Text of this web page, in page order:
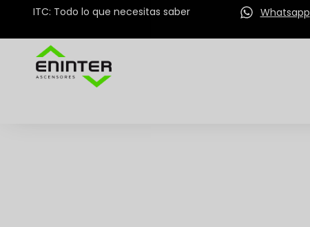
ITC: Todo lo que necesitas saber Whatsapp